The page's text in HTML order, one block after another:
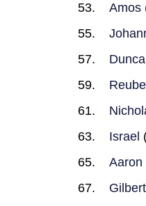
Amos
Israel
Aaron
Gilbert